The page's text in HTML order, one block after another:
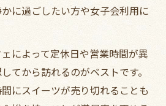
に過ごしたい方や女子会利用に
によって定休日や営業時間が異
てから訪れるのがベストです。
にスイーツが売り切れることも